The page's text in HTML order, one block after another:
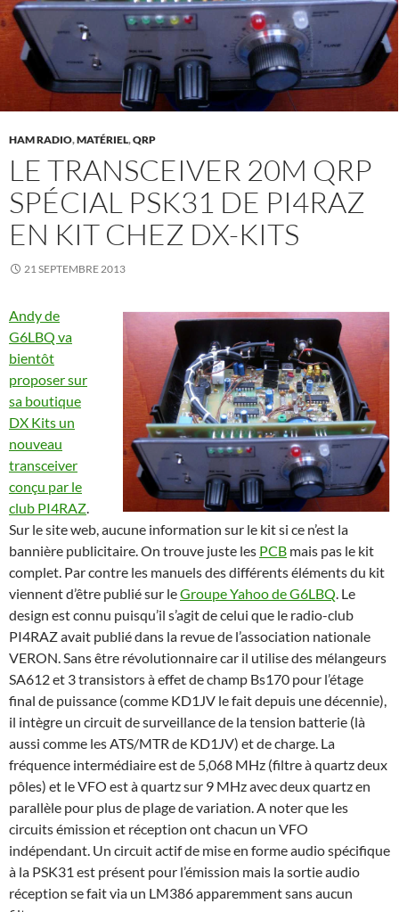
HAM RADIO,MATÉRIEL,QRP
LE TRANSCEIVER 20M QRP
SPÉCIAL PSK31 DE PI4RAZ
EN KIT CHEZ DX-KITS
21 SEPTEMBRE 2013
Andy de
G6LBQ va
bientôt
proposer sur
sa boutique
DX Kits un
nouveau
transceiver
conçu par le
club PI4RAZ.
Sur le site web, aucune information sur le kit si ce n’est la
bannière publicitaire. On trouve juste les PCB mais pas le kit
complet. Par contre les manuels des différents éléments du kit
viennent d’être publié sur leGroupe Yahoo de G6LBQ. Le
design est connu puisqu’il s’agit de celui que le radio-club
PI4RAZ avait publié dans la revue de l’association nationale
VERON. Sans être révolutionnaire car il utilise des mélangeurs
SA612 et 3 transistors à effet de champ Bs170 pour l’étage
final de puissance (comme KD1JV le fait depuis une décennie),
il intègre un circuit de surveillance de la tension batterie (là
aussi comme les ATS/MTR de KD1JV) et de charge. La
fréquence intermédiaire est de 5,068 MHz (filtre à quartz deux
pôles) et le VFO est à quartz sur 9 MHz avec deux quartz en
parallèle pour plus de plage de variation. A noter que les
circuits émission et réception ont chacun un VFO
indépendant. Un circuit actif de mise en forme audio spécifique
à la PSK31 est présent pour l’émission mais la sortie audio
réception se fait via un LM386 apparemment sans aucun